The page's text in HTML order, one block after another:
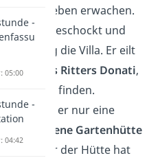
zum Leben erwachen.
zutiefst geschockt und
fluchtartig die Villa. Er eilt
des Ritters Donati,
es nicht finden.
findet er nur eine
Gartenhütte
Bewohner der Hütte hat
-
05:00
-
04:42